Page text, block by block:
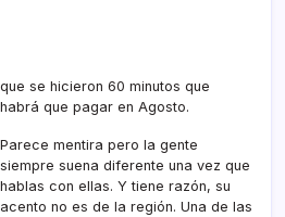
que se hicieron 60 minutos que
habrá que pagar en Agosto.
Parece mentira pero la gente
siempre suena diferente una vez que
hablas con ellas. Y tiene razón, su
acento no es de la región. Una de las